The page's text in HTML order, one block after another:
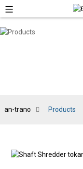
an-trano Products